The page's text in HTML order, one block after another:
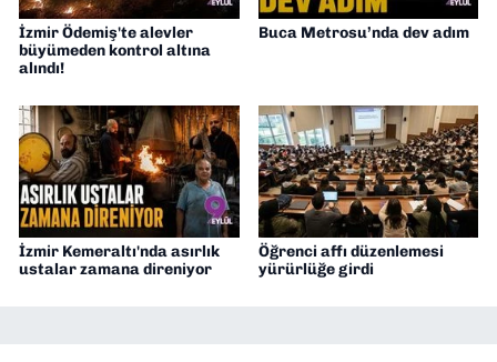
İzmir Ödemiş'te alevler
büyümeden kontrol altına
alındı!
Buca Metrosu’nda dev adım
İzmir Kemeraltı'nda asırlık
ustalar zamana direniyor
Öğrenci affı düzenlemesi
yürürlüğe girdi